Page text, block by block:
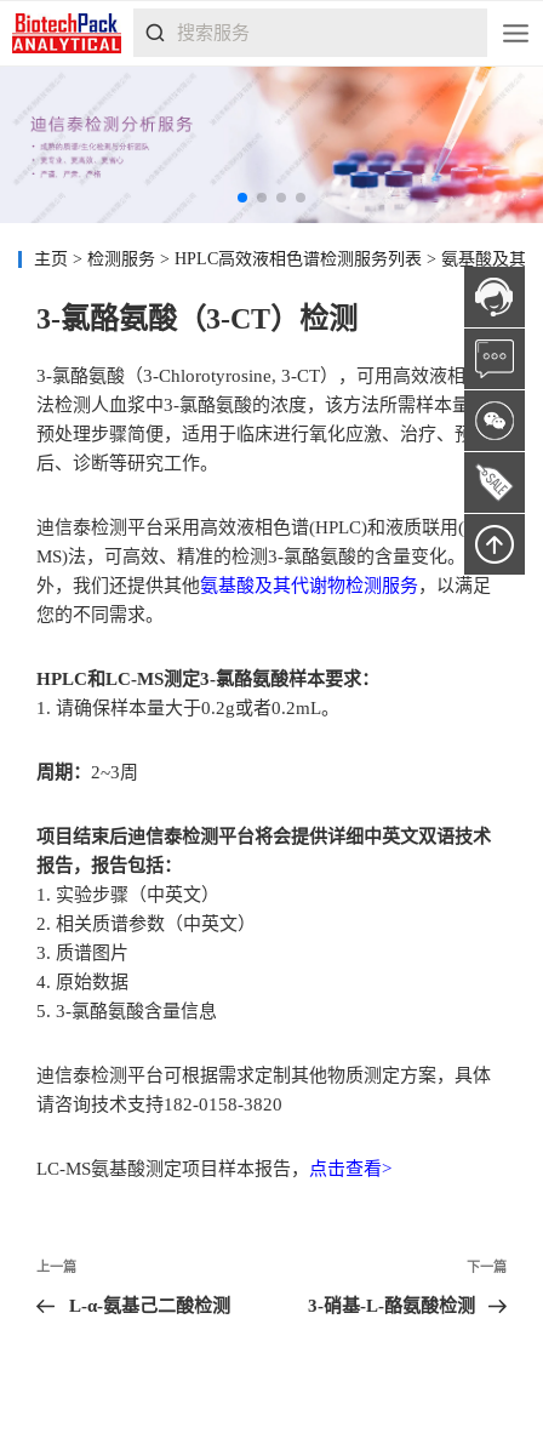
主页 > 检测服务 > HPLC高效液相色谱检测服务列表 > 氨基酸及其
3-氯酪氨酸（3-CT）检测
3-氯酪氨酸（3-Chlorotyrosine, 3-CT），可用高效液相色谱
法检测人血浆中3-氯酪氨酸的浓度，该方法所需样本量低、
预处理步骤简便，适用于临床进行氧化应激、治疗、预
后、诊断等研究工作。
迪信泰检测平台采用高效液相色谱(HPLC)和液质联用(LC-
MS)法，可高效、精准的检测3-氯酪氨酸的含量变化。此
外，我们还提供其他氨基酸及其代谢物检测服务，以满足
您的不同需求。
HPLC和LC-MS测定3-氯酪氨酸样本要求：
1. 请确保样本量大于0.2g或者0.2mL。
周期： 2~3周
项目结束后迪信泰检测平台将会提供详细中英文双语技术
报告，报告包括：
1. 实验步骤（中英文）
2. 相关质谱参数（中英文）
3. 质谱图片
4. 原始数据
5. 3-氯酪氨酸含量信息
迪信泰检测平台可根据需求定制其他物质测定方案，具体
请咨询技术支持182-0158-3820
LC-MS氨基酸测定项目样本报告， 点击查看>
文
章
上一篇
L-α-氨基己二酸检测
下一篇
3-硝基-L-酪氨酸检测